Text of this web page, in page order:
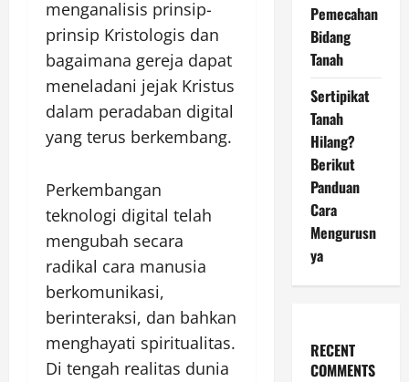
menganalisis prinsip-
prinsip Kristologis dan
bagaimana gereja dapat
meneladani jejak Kristus
dalam peradaban digital
yang terus berkembang.
Perkembangan
teknologi digital telah
mengubah secara
radikal cara manusia
berkomunikasi,
berinteraksi, dan bahkan
menghayati spiritualitas.
Di tengah realitas dunia
Pemecahan
Bidang
Tanah
Sertipikat
Tanah
Hilang?
Berikut
Panduan
Cara
Mengurusn
ya
RECENT
COMMENTS